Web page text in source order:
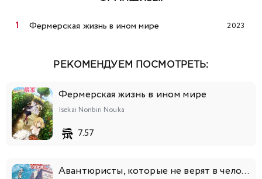
Фермерская жизнь в ином мире 2023
РЕКОМЕНДУЕМ ПОСМОТРЕТЬ:
Фермерская жизнь в ином мире
Isekai Nonbiri Nouka
7.57
Авантюристы, которые не верят в человечество, спасут мир